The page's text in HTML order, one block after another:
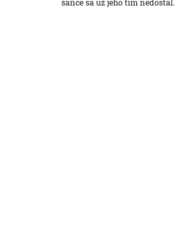
šance sa už jeho tím nedostal.